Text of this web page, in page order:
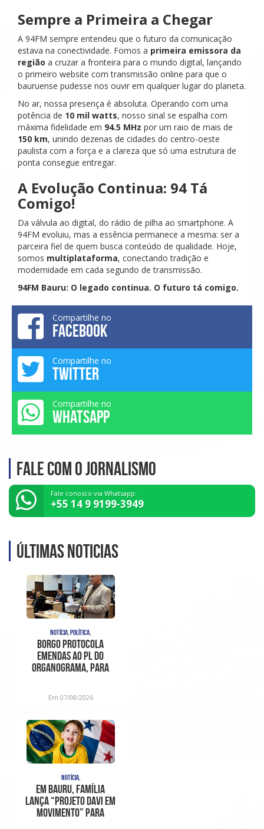
Sempre a Primeira a Chegar
A 94FM sempre entendeu que o futuro da comunicação
estava na conectividade. Fomos a primeira emissora da
região a cruzar a fronteira para o mundo digital, lançando
o primeiro website com transmissão online para que o
bauruense pudesse nos ouvir em qualquer lugar do planeta.
No ar, nossa presença é absoluta. Operando com uma
potência de 10 mil watts, nosso sinal se espalha com
máxima fidelidade em 94.5 MHz por um raio de mais de
150 km, unindo dezenas de cidades do centro-oeste
paulista com a força e a clareza que só uma estrutura de
ponta consegue entregar.
A Evolução Continua: 94 Tá
Comigo!
Da válvula ao digital, do rádio de pilha ao smartphone. A
94FM evoluiu, mas a essência permanece a mesma: ser a
parceira fiel de quem busca conteúdo de qualidade. Hoje,
somos multiplataforma, conectando tradição e
modernidade em cada segundo de transmissão.
94FM Bauru: O legado continua. O futuro tá comigo.
Compartilhe no
FACEBOOK
Compartilhe no
TWITTER
Compartilhe no
WHATSAPP
Fale com o Jornalismo
Fale conosco via Whatsapp:
+55 14 9 9199-3949
Últimas noticias
NOTÍCIA, POLÍTICA,
Borgo protocola
emendas ao PL do
organograma, para
apont
Em 07/08/2026
NOTÍCIA,
Em Bauru, família
lança “Projeto Davi em
Movimento” para